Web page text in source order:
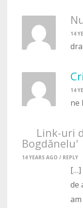
14
14
ne
Link-uri
Bogdănelu'
14 YEARS AGO / REPLY
[…]
de